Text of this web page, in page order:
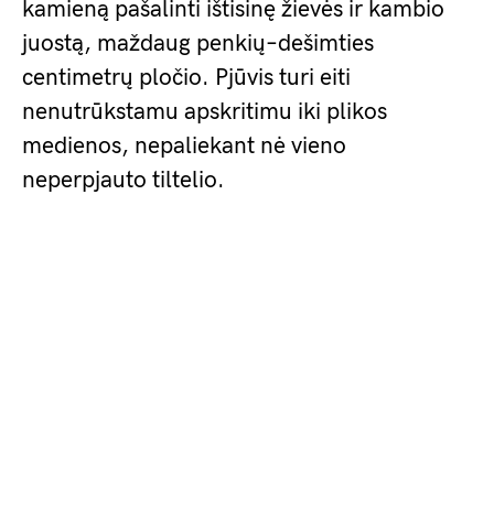
kamieną pašalinti ištisinę žievės ir kambio
juostą, maždaug penkių–dešimties
centimetrų pločio. Pjūvis turi eiti
nenutrūkstamu apskritimu iki plikos
medienos, nepaliekant nė vieno
neperpjauto tiltelio.